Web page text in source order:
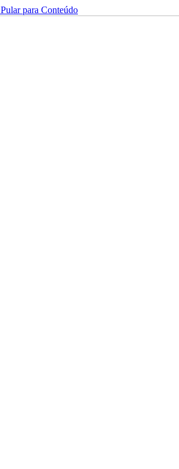
Pular para Conteúdo